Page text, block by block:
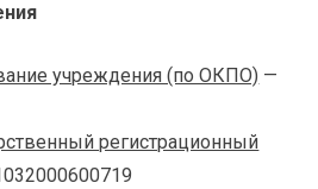
учреждения (по ОКПО) —
регистрационный